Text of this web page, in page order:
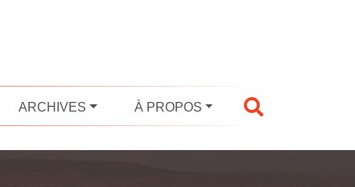
ARCHIVES À PROPOS